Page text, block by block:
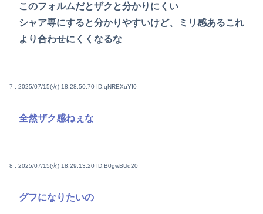
このフォルムだとザクと分かりにくい
シャア専にすると分かりやすいけど、ミリ感あるこれ
より合わせにくくなるな
7 : 2025/07/15(火) 18:28:50.70 ID:qNREXuYI0
全然ザク感ねぇな
8 : 2025/07/15(火) 18:29:13.20 ID:B0gwBUd20
グフになりたいの